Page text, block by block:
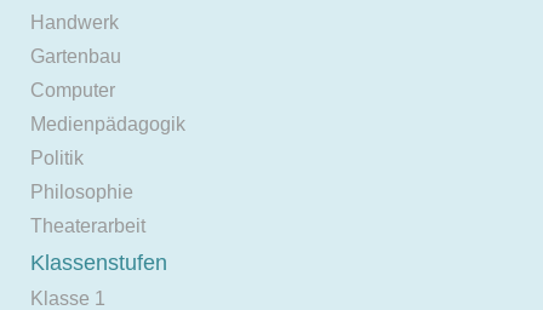
Handwerk
Gartenbau
Computer
Medienpädagogik
Politik
Philosophie
Theaterarbeit
Klassenstufen
Klasse 1